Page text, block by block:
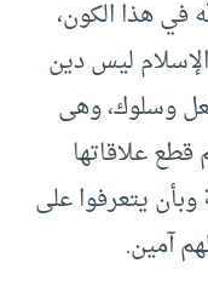
في هذا الكون،
ليس دين
وسلوك، وهى
علاقاتها
وبأن يتعرفوا على
آمين.